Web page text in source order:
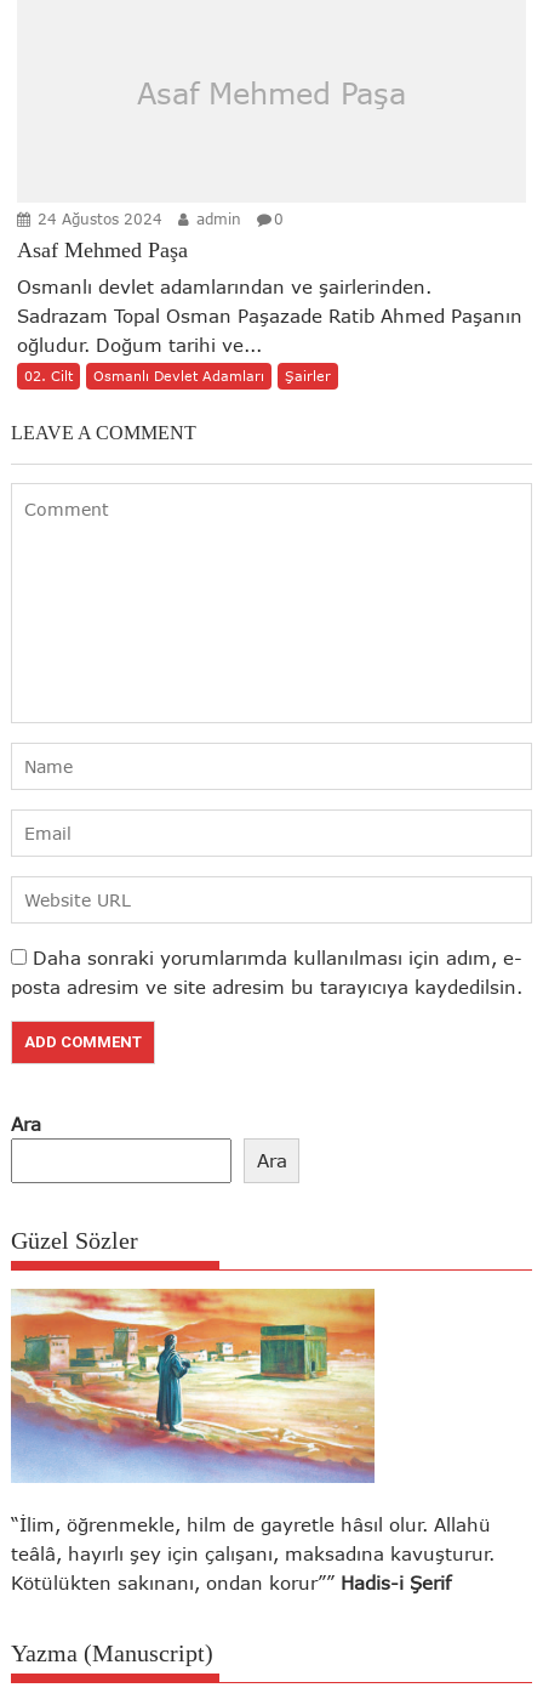
Asaf Mehmed Paşa
24 Ağustos 2024 admin 0
Asaf Mehmed Paşa
Osmanlı devlet adamlarından ve şairlerinden.
Sadrazam Topal Osman Paşazade Ratib Ahmed Paşanın
oğludur. Doğum tarihi ve...
02. Cilt Osmanlı Devlet Adamları Şairler
LEAVE A COMMENT
Daha sonraki yorumlarımda kullanılması için adım, e-
posta adresim ve site adresim bu tarayıcıya kaydedilsin.
Ara
Ara
Güzel Sözler
“İlim, öğrenmekle, hilm de gayretle hâsıl olur. Allahü
teâlâ, hayırlı şey için çalışanı, maksadına kavuşturur.
Kötülükten sakınanı, ondan korur”” Hadis-i Şerif
Yazma (Manuscript)